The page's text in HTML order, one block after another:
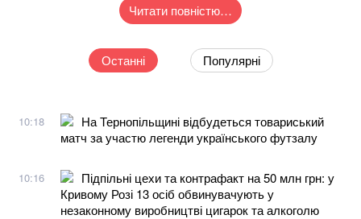
Читати повністю…
Останні Популярні
10:18
На Тернопільщині відбудеться товариський
матч за участю легенди українського футзалу
10:16
Підпільні цехи та контрафакт на 50 млн грн: у
Кривому Розі 13 осіб обвинувачують у
незаконному виробництві цигарок та алкоголю